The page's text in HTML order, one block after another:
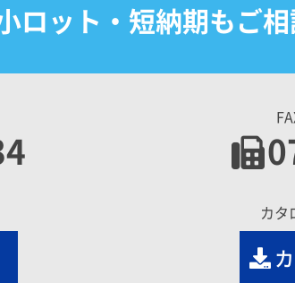
ロット・短納期もご相
カタ